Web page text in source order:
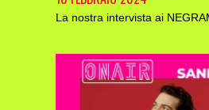
La nostra intervista ai